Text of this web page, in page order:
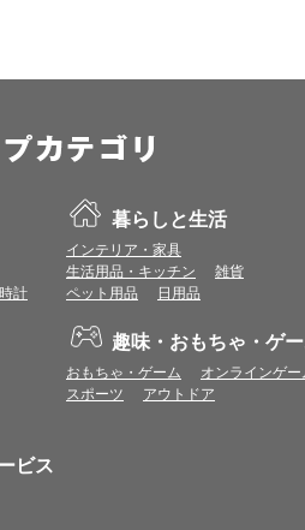
をお願いいたします。
の機能を使用している為、Cookieと
1倍分に加え、上乗せとなる1〜19倍分のポ
商品代金のみ（税・送料等を除く）となりま
は、カードご利用代金のご請求月と異なる
ショップ詳細ページにてご確認ください。
て計算されるため、一部の法人カード等に
済前に別サイトにアクセスした場合は、ポ
あった場合は、プレミアムポイント付与の対
、プレミアムポイント付与の対象となりませ
ゼントのポイントとして景品等に交換できま
ます。
は各ショップが発行する注文番号等が必要
計
暮らしと生活
インテリア・家具
生活用品・キッチン
雑貨
ペット用品
日用品
趣味・おもちゃ・ゲ
おもちゃ・ゲーム
オンラインゲー
スポーツ
アウトドア
ビス